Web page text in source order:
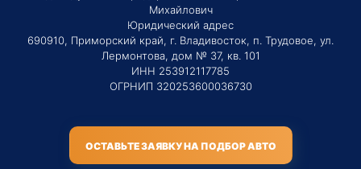
Михайлович
Юридический адрес
690910, Приморский край, г. Владивосток, п. Трудовое, ул.
Лермонтова, дом № 37, кв. 101
ИНН 253912117785
ОГРНИП 320253600036730
ОСТАВЬТЕ ЗАЯВКУ НА ПОДБОР АВТО